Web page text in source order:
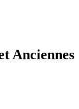
Anciennes